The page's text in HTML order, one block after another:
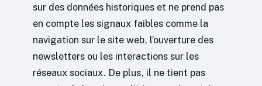
sur des données historiques et ne prend pas
en compte les signaux faibles comme la
navigation sur le site web, l’ouverture des
newsletters ou les interactions sur les
réseaux sociaux. De plus, il ne tient pas